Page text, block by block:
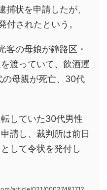
状を申請したが、
付されたという。
客の母娘が鐘路区・
渡っていて、飲酒運
母親が死亡、30代
していた30代男性
請し、裁判所は前日
して令状を発付し